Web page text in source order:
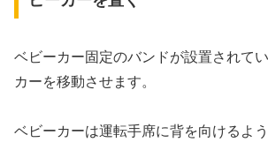
ベビーカー固定のバンドが設置されて
カーを移動させます。
ベビーカーは運転手席に背を向けるよう